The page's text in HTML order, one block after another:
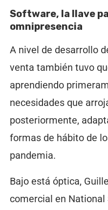
Software, la llave
omnipresencia
A nivel de desarrollo
venta también tuvo
aprendiendo
necesidades que
posteriormente,
formas de hábito de
pandemia.
Bajo está óptica,
comercial en